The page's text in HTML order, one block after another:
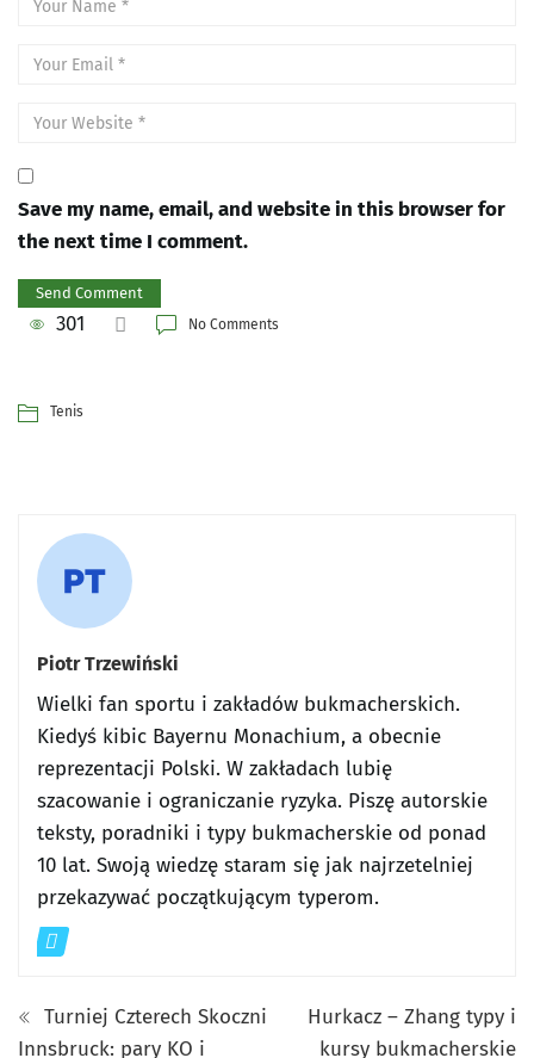
Save my name, email, and website in this browser for
the next time I comment.
301 No Comments
Tenis
Piotr Trzewiński
Wielki fan sportu i zakładów bukmacherskich.
Kiedyś kibic Bayernu Monachium, a obecnie
reprezentacji Polski. W zakładach lubię
szacowanie i ograniczanie ryzyka. Piszę autorskie
teksty, poradniki i typy bukmacherskie od ponad
10 lat. Swoją wiedzę staram się jak najrzetelniej
przekazywać początkującym typerom.
Turniej Czterech Skoczni
Innsbruck: pary KO i
Hurkacz – Zhang typy i
kursy bukmacherskie